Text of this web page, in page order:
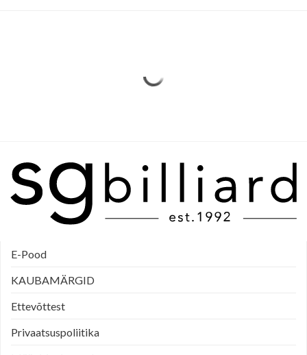
E-Pood
KAUBAMÄRGID
Ettevõttest
Privaatsuspoliitika